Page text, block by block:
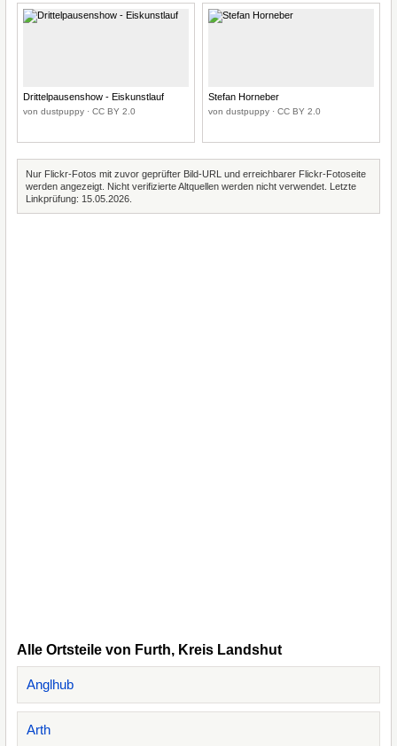
Drittelpausenshow - Eiskunstlauf
von dustpuppy · CC BY 2.0
Stefan Horneber
von dustpuppy · CC BY 2.0
Nur Flickr-Fotos mit zuvor geprüfter Bild-URL und erreichbarer Flickr-Fotoseite
werden angezeigt. Nicht verifizierte Altquellen werden nicht verwendet. Letzte
Linkprüfung: 15.05.2026.
Alle Ortsteile von Furth, Kreis Landshut
Anglhub
Arth